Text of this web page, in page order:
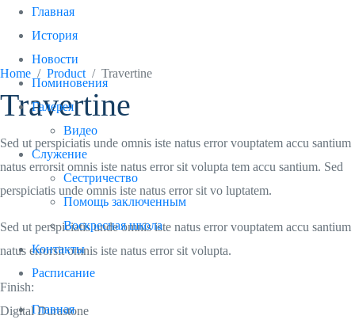
Главная
История
Новости
Поминовения
Галерея
Видео
Служение
Сестричество
Помощь заключенным
Воскресная школа
Контакты
Расписание
Главная
Travertine
Home Product Travertine
Travertine
Sed ut perspiciatis unde omnis iste natus error vouptatem accu santium
natus errorsit omnis iste natus error sit volupta tem accu santium. Sed
perspiciatis unde omnis iste natus error sit vo luptatem.
Sed ut perspiciatis unde omnis iste natus error vouptatem accu santium
natus errorsit omnis iste natus error sit volupta.
Finish:
Digital Durastone